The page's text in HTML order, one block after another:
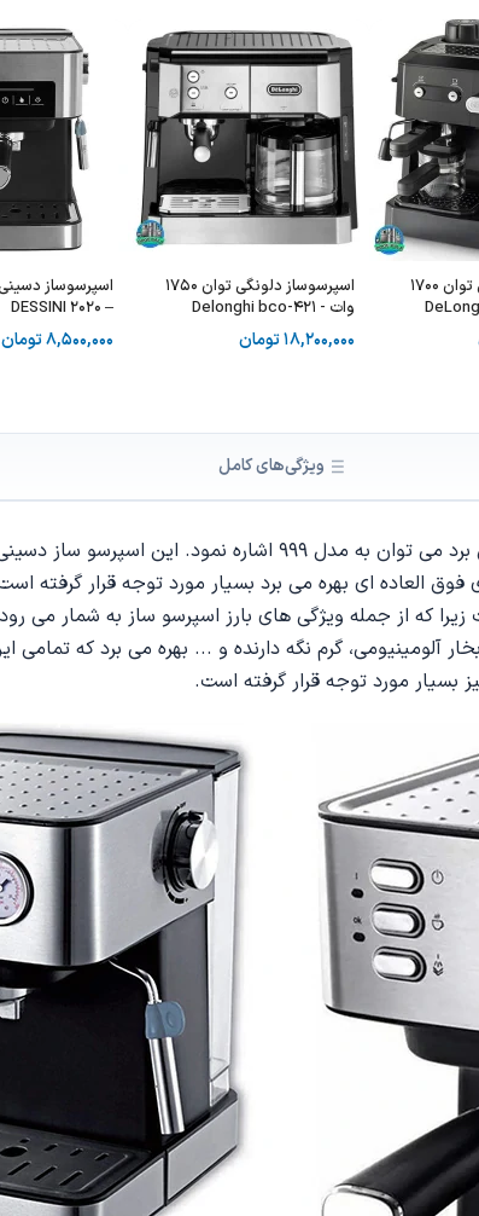
اسپرسوساز دلونگی توان 1700
اسپرسوساز دلونگی توان 1750
وات - Delonghi bco-421
18,200,000تومان
– DESSINI 2020
8,500,000تومان
ویژگی‌های کامل
توجه قرار گرفته است زیرا که از جمله ویژگی های بارز اسپرسو
آلومینیومی، گرم نگه دارنده و ... بهره می برد که
بسیار مورد توجه قرار گرفته است.